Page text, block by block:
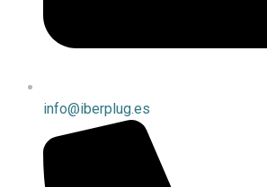
info@iberplug.es